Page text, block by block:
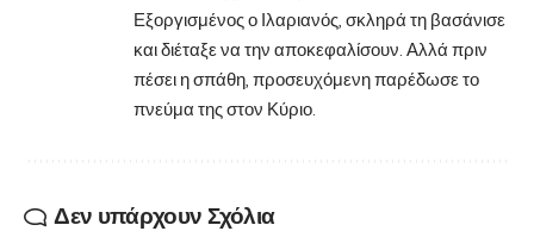
Εξοργισμένος ο Ιλαριανός, σκληρά τη βασάνισε
και διέταξε να την αποκεφαλίσουν. Αλλά πριν
πέσει η σπάθη, προσευχόμενη παρέδωσε το
πνεύμα της στον Κύριο.
Δεν υπάρχουν Σχόλια